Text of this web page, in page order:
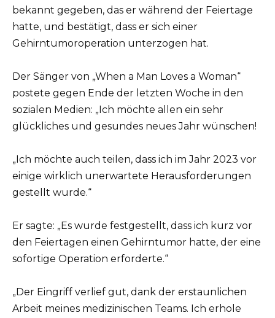
bekannt gegeben, das er während der Feiertage
hatte, und bestätigt, dass er sich einer
Gehirntumoroperation unterzogen hat.
Der Sänger von „When a Man Loves a Woman“
postete gegen Ende der letzten Woche in den
sozialen Medien: „Ich möchte allen ein sehr
glückliches und gesundes neues Jahr wünschen!
„Ich möchte auch teilen, dass ich im Jahr 2023 vor
einige wirklich unerwartete Herausforderungen
gestellt wurde.“
Er sagte: „Es wurde festgestellt, dass ich kurz vor
den Feiertagen einen Gehirntumor hatte, der eine
sofortige Operation erforderte.“
„Der Eingriff verlief gut, dank der erstaunlichen
Arbeit meines medizinischen Teams. Ich erhole